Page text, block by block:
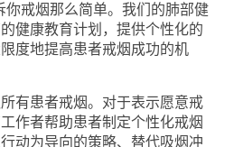
你戒烟那么简单。我们的肺部健
健康教育计划，提供个性化的
度地提高患者戒烟成功的机
有患者戒烟。对于表示愿意戒
作者帮助患者制定个性化戒烟
动为导向的策略、替代吸烟冲